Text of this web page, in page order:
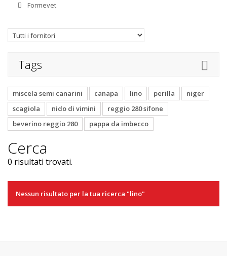
Formevet
Tags
miscela semi canarini canapa lino perilla
niger
scagiola
nido di vimini
reggio 280 sifone
beverino reggio 280
pappa da imbecco
Cerca
0 risultati trovati.
Nessun risultato per la tua ricerca "lino"